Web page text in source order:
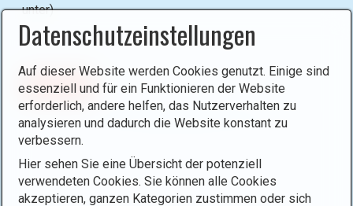
x
.
unter)
ZURÜCK
Datenschutzeinstellungen
Auf dieser Website werden Cookies genutzt. Einige sind
essenziell und für ein Funktionieren der Website
erforderlich, andere helfen, das Nutzerverhalten zu
analysieren und dadurch die Website konstant zu
verbessern.
Hier sehen Sie eine Übersicht der potenziell
verwendeten Cookies. Sie können alle Cookies
akzeptieren, ganzen Kategorien zustimmen oder sich